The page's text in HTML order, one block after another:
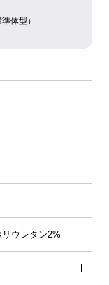
体型）
ウレタン2%